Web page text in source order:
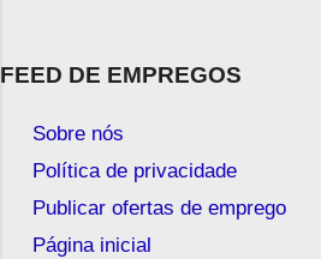
FEED DE EMPREGOS
Sobre nós
Política de privacidade
Publicar ofertas de emprego
Página inicial